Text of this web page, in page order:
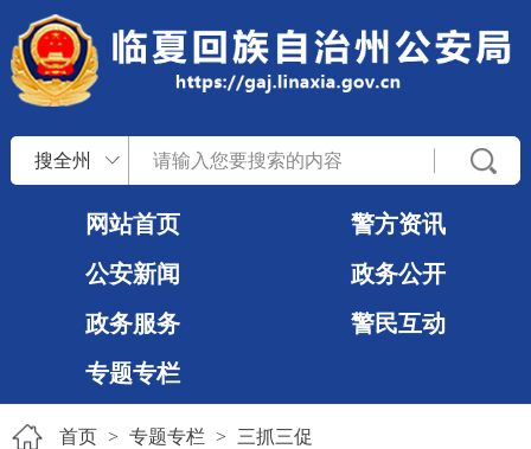
搜全州
网站首页
警方资讯
公安新闻
政务公开
政务服务
警民互动
专题专栏
首页 > 专题专栏 > 三抓三促